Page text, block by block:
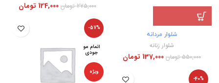
275,000 تومان 124,000 تومان
شلوار مردانه
شلوار زنانه
550,000 تومان 137,000 تومان
-57%
اتمام مو
جودی
ویژه
-40%